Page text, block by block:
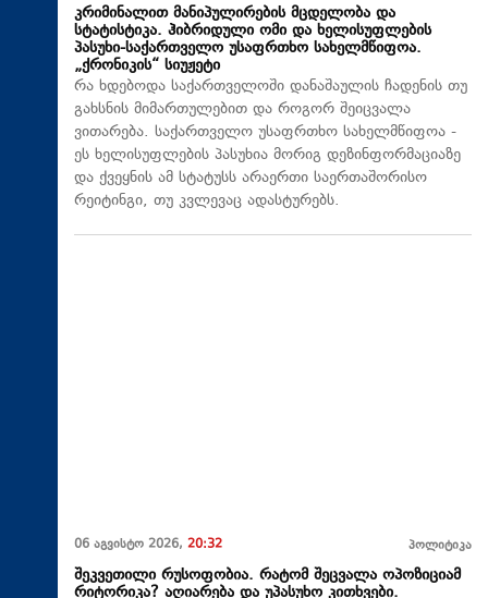
კრიმინალით მანიპულირების მცდელობა და
სტატისტიკა. ჰიბრიდული ომი და ხელისუფლების
პასუხი-საქართველო უსაფრთხო სახელმწიფოა.
„ქრონიკის“ სიუჟეტი
რა ხდებოდა საქართველოში დანაშაულის ჩადენის თუ
გახსნის მიმართულებით და როგორ შეიცვალა
ვითარება. საქართველო უსაფრთხო სახელმწიფოა -
ეს ხელისუფლების პასუხია მორიგ დეზინფორმაციაზე
და ქვეყნის ამ სტატუსს არაერთი საერთაშორისო
რეიტინგი, თუ კვლევაც ადასტურებს.
06 აგვისტო 2026, 20:32 პოლიტიკა
შეკვეთილი რუსოფობია. რატომ შეცვალა ოპოზიციამ
რიტორიკა? აღიარება და უპასუხო კითხვები.